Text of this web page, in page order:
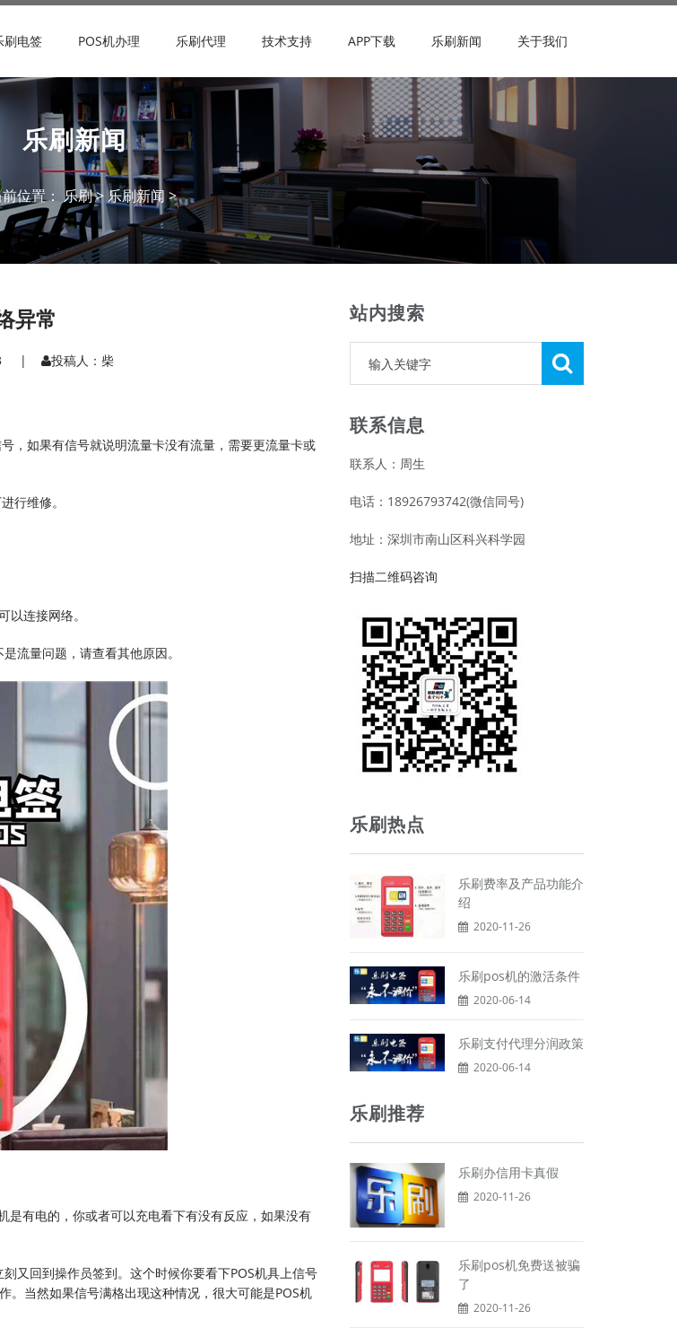
刷电签 POS机办理 乐刷代理 技术支持 APP下载 乐刷新闻 关于我们
乐刷新闻
位置： 乐刷> 乐刷新闻>
异常
| 投稿人：柴
，如果有信号就说明流量卡没有流量，需要更流量卡或
行维修。
连接网络。
流量问题，请查看其他原因。
是有电的，你或者可以充电看下有没有反应，如果没有
又回到操作员签到。这个时候你要看下POS机具上信号
。当然如果信号满格出现这种情况，很大可能是POS机
站内搜索
联系信息
联系人：周生
电话：18926793742(微信同号)
地址：深圳市南山区科兴科学园
扫描二维码咨询
乐刷热点
乐刷费率及产品功能介
绍
2020-11-26
乐刷pos机的激活条件
2020-06-14
乐刷支付代理分润政策
2020-06-14
乐刷推荐
乐刷办信用卡真假
2020-11-26
乐刷pos机免费送被骗
了
2020-11-26